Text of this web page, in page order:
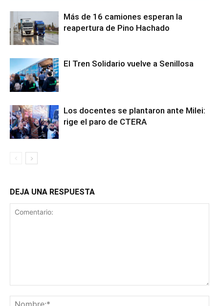
Más de 16 camiones esperan la
reapertura de Pino Hachado
El Tren Solidario vuelve a Senillosa
Los docentes se plantaron ante Milei:
rige el paro de CTERA
DEJA UNA RESPUESTA